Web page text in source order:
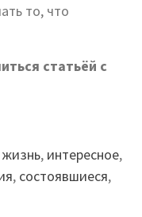
то, что
статьёй с
жизнь, интересное,
, состоявшиеся,